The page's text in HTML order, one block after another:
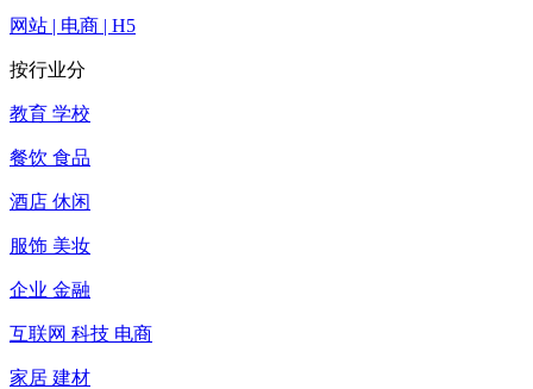
网站 | 电商 | H5
按行业分
教育 学校
餐饮 食品
酒店 休闲
服饰 美妆
企业 金融
互联网 科技 电商
家居 建材